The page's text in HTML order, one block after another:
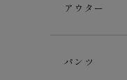
アウター
パンツ